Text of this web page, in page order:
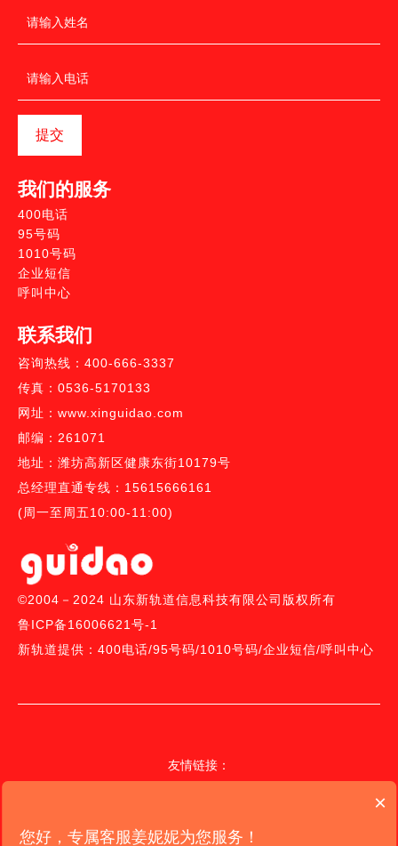
提交
我们的服务
400电话
95号码
1010号码
企业短信
呼叫中心
联系我们
咨询热线：400-666-3337
传真：0536-5170133
网址：www.xinguidao.com
邮编：261071
地址：潍坊高新区健康东街10179号
总经理直通专线：15615666161
(周一至周五10:00-11:00)
©2004－2024 山东新轨道信息科技有限公司版权所有
鲁ICP备16006621号-1
新轨道提供： 400电话/95号码/1010号码/企业短信/呼叫中心
友情链接：
电信400电话受理中
×
您好，专属客服姜妮妮为您服务！